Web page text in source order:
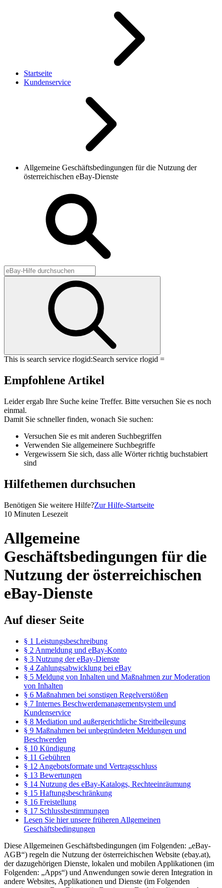
Startseite
Kundenservice
Allgemeine Geschäftsbedingungen für die Nutzung der
österreichischen eBay-Dienste
This is search service rlogid:Search service rlogid =
Empfohlene Artikel
Leider ergab Ihre Suche keine Treffer. Bitte versuchen Sie es noch
einmal.
Damit Sie schneller finden, wonach Sie suchen:
Versuchen Sie es mit anderen Suchbegriffen
Verwenden Sie allgemeinere Suchbegriffe
Vergewissern Sie sich, dass alle Wörter richtig buchstabiert
sind
Hilfethemen durchsuchen
Benötigen Sie weitere Hilfe?Zur Hilfe-Startseite
10 Minuten Lesezeit
Allgemeine
Geschäftsbedingungen für die
Nutzung der österreichischen
eBay-Dienste
Auf dieser Seite
§ 1 Leistungsbeschreibung
§ 2 Anmeldung und eBay-Konto
§ 3 Nutzung der eBay-Dienste
§ 4 Zahlungsabwicklung bei eBay
§ 5 Meldung von Inhalten und Maßnahmen zur Moderation
von Inhalten
§ 6 Maßnahmen bei sonstigen Regelverstößen
§ 7 Internes Beschwerdemanagementsystem und
Kundenservice
§ 8 Mediation und außergerichtliche Streitbeilegung
§ 9 Maßnahmen bei unbegründeten Meldungen und
Beschwerden
§ 10 Kündigung
§ 11 Gebühren
§ 12 Angebotsformate und Vertragsschluss
§ 13 Bewertungen
§ 14 Nutzung des eBay-Katalogs, Rechteeinräumung
§ 15 Haftungsbeschränkung
§ 16 Freistellung
§ 17 Schlussbestimmungen
Lesen Sie hier unsere früheren Allgemeinen
Geschäftsbedingungen
Diese Allgemeinen Geschäftsbedingungen (im Folgenden: „eBay-
AGB“) regeln die Nutzung der österreichischen Website (ebay.at),
der dazugehörigen Dienste, lokalen und mobilen Applikationen (im
Folgenden: „Apps“) und Anwendungen sowie deren Integration in
andere Websites, Applikationen und Dienste (im Folgenden